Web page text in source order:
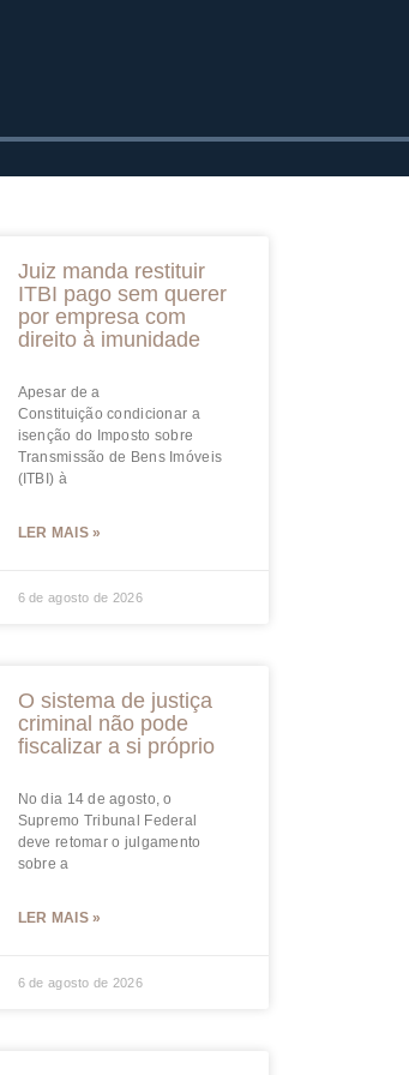
Juiz manda restituir
ITBI pago sem querer
por empresa com
direito à imunidade
Apesar de a
Constituição condicionar a
isenção do Imposto sobre
Transmissão de Bens Imóveis
(ITBI) à
LER MAIS »
6 de agosto de 2026
O sistema de justiça
criminal não pode
fiscalizar a si próprio
No dia 14 de agosto, o
Supremo Tribunal Federal
deve retomar o julgamento
sobre a
LER MAIS »
6 de agosto de 2026